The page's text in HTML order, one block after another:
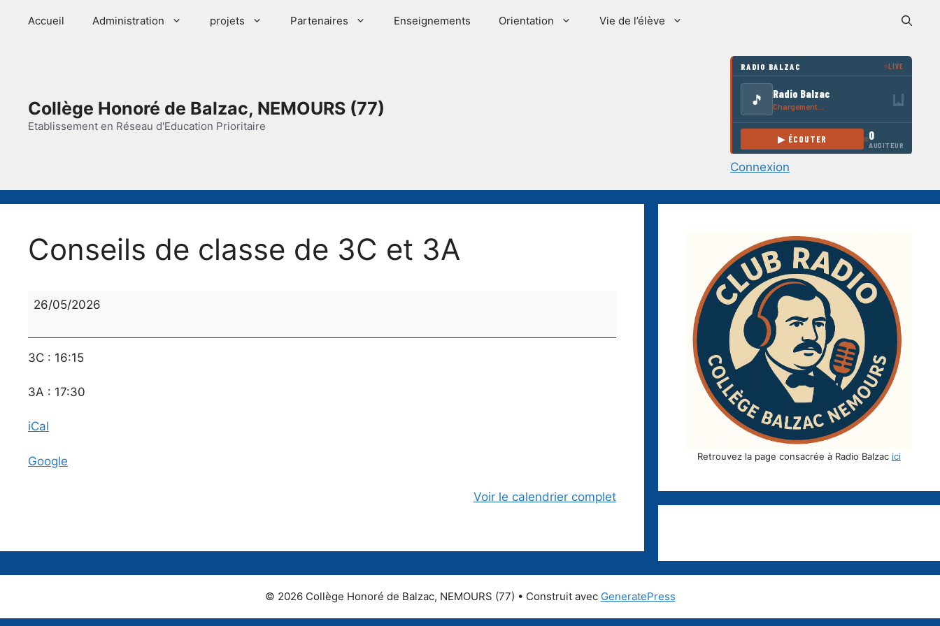
Accueil Administration projets Partenaires Enseignements Orientation Vie de l’élève
Collège Honoré de Balzac, NEMOURS (77)
Etablissement en Réseau d'Education Prioritaire
Connexion
Conseils de classe de 3C et 3A
Conseils
de
et
26/05/2026
3C : 16:15
3A : 17:30
iCal
Google
Voir le calendrier complet
Retrouvez la page consacrée à Radio Balzac ici
© 2026 Collège Honoré de Balzac, NEMOURS (77) • Construit avec GeneratePress